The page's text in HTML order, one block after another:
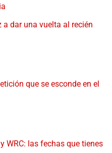
a dar una vuelta al recién
que se esconde en el
WRC: las fechas que tienes